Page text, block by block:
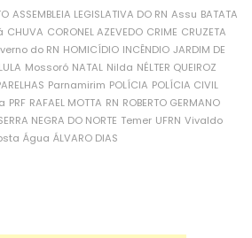
ASSEMBLEIA LEGISLATIVA DO RN Assu BATATA
CHUVA CORONEL AZEVEDO CRIME CRUZETA
do RN HOMICÍDIO INCÊNDIO JARDIM DE
LULA Mossoró NATAL Nilda NÉLTER QUEIROZ
Parnamirim POLÍCIA POLÍCIA CIVIL
PRF RAFAEL MOTTA RN ROBERTO GERMANO
NEGRA DO NORTE Temer UFRN Vivaldo
Água ÁLVARO DIAS